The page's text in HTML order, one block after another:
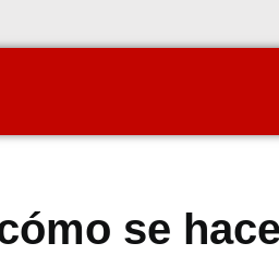
se